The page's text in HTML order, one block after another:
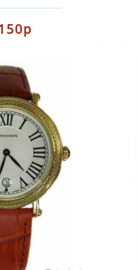
кварцевые.
металлов. Р..